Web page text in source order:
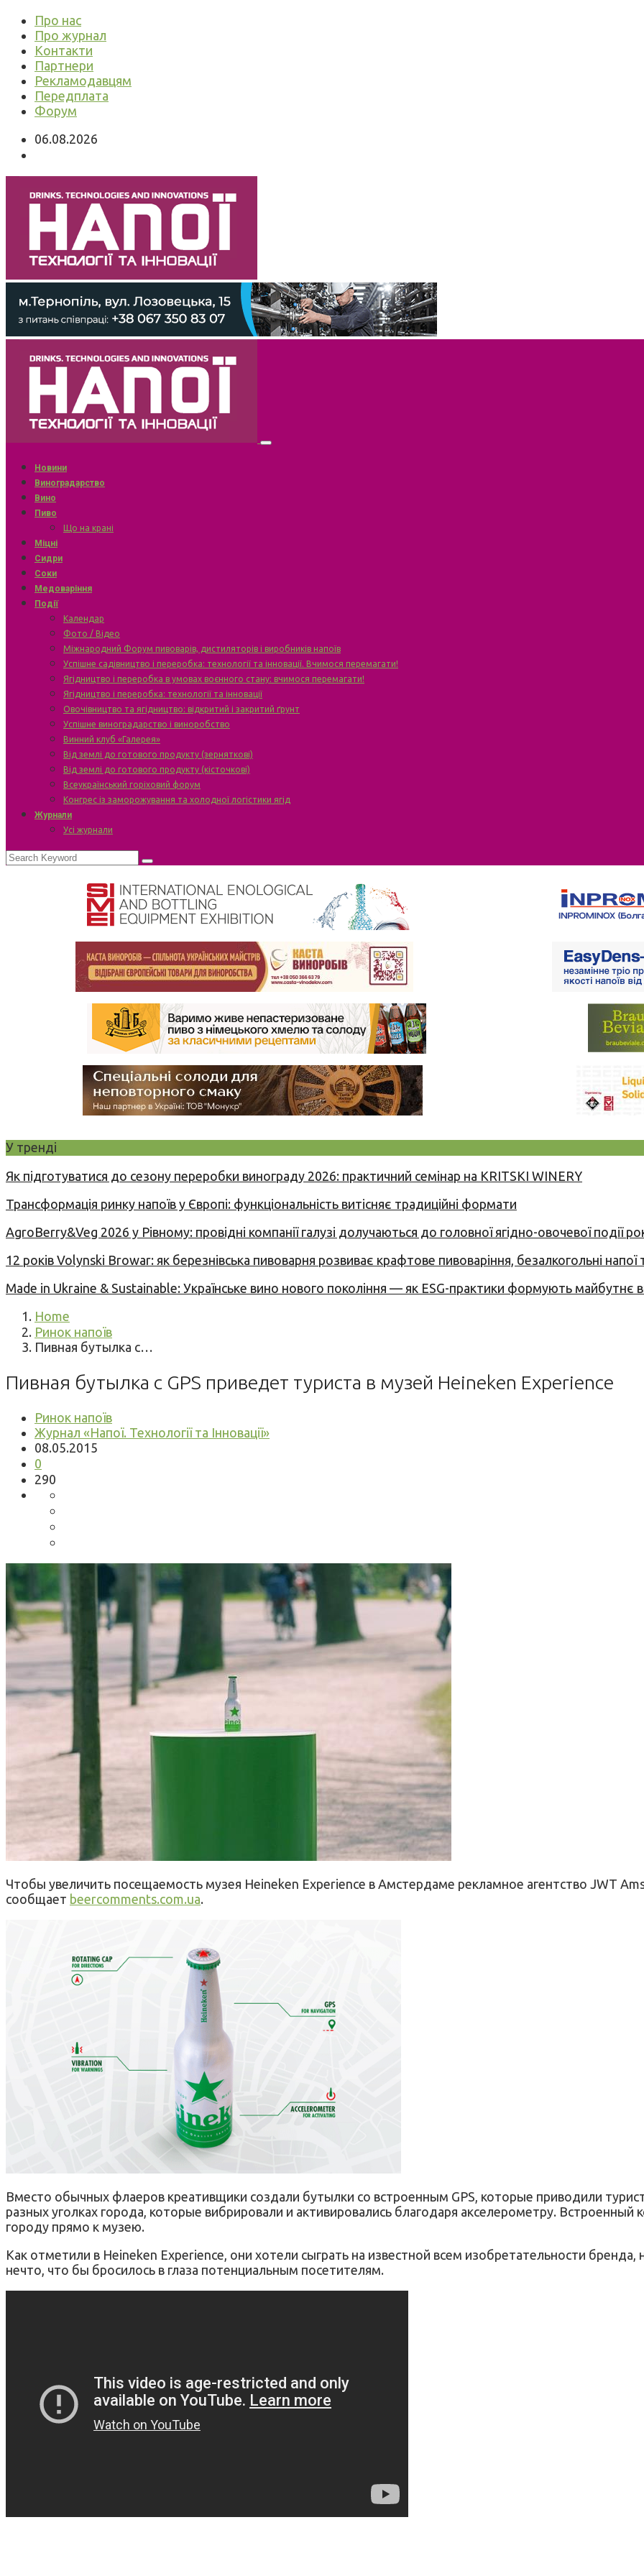
Про нас
Про журнал
Контакти
Партнери
Рекламодавцям
Передплата
Форум
06.08.2026
Новини
Виноградарство
Вино
Пиво
Що на крані
Міцні
Сидри
Соки
Медоваріння
Події
Календар
Фото / Відео
Міжнародний Форум пивоварів, дистиляторів і виробників напоїв
Успішне садівництво і переробка: технології та інновації. Вчимося перемагати!
Ягідництво і переробка в умовах воєнного стану: вчимося перемагати!
Ягідництво і переробка: технології та інновації
Овочівництво та ягідництво: відкритий і закритий ґрунт
Успішне виноградарство і виноробство
Винний клуб «Галерея»
Від землі до готового продукту (зерняткові)
Від землі до готового продукту (кісточкові)
Всеукраїнський горіховий форум
Конгрес із заморожування та холодної логістики ягід
Журнали
Усі журнали
У тренді
Як підготуватися до сезону переробки винограду 2026: практичний семінар на KRITSKI WINERY
Трансформація ринку напоїв у Європі: функціональність витісняє традиційні формати
AgroBerry&Veg 2026 у Рівному: провідні компанії галузі долучаються до головної ягідно-овочевої події
12 років Volynski Browar: як березнівська пивоварня розвиває крафтове пивоваріння, безалкогольні напої
Made in Ukraine & Sustainable: Українське вино нового покоління — як ESG-практики формують майбутнє
Home
Ринок напоїв
Пивная бутылка с…
Пивная бутылка с GPS приведет туриста в музей Heineken Experience
Ринок напоїв
Журнал «Напої. Технології та Інновації»
08.05.2015
0
290
Чтобы увеличить посещаемость музея Heineken Experience в Амстердаме рекламное агентство JWT
сообщает beercomments.com.ua.
Вместо обычных флаеров креативщики создали бутылки со встроенным GPS, которые приводили
разных уголках города, которые вибрировали и активировались благодаря акселерометру.
городу прямо к музею.
Как отметили в Heineken Experience, они хотели сыграть на известной всем изобретательности
нечто, что бы бросилось в глаза потенциальным посетителям.